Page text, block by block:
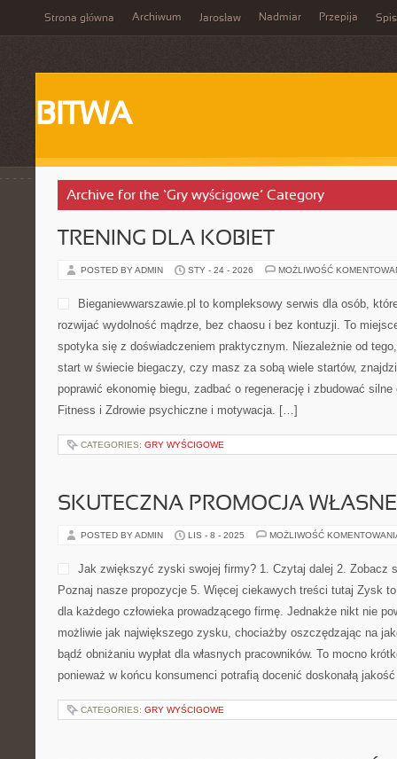
Strona główna Archiwum Jarosław Nadmiar Przepija
BITWA
Archive for the ‘Gry wyścigowe’ Category
TRENING DLA KOBIET
POSTED BY ADMIN STY - 24 - 2026 MOŻLIWOŚĆ
Bieganiewwarszawie.pl to kompleksowy serwis dla osób,
rozwijać wydolność mądrze, bez chaosu i bez kontuzji. To
spotyka się z doświadczeniem praktycznym. Niezależnie od
start w świecie biegaczy, czy masz za sobą wiele startów,
poprawić ekonomię biegu, zadbać o regenerację i zbudować silne
Fitness i Zdrowie psychiczne i motywacja. […]
CATEGORIES: GRY WYŚCIGOWE
SKUTECZNA PROMOCJA
POSTED BY ADMIN LIS - 8 - 2025 MOŻLIWOŚĆ
Jak zwiększyć zyski swojej firmy? 1. Czytaj dalej 2. Zobacz
Poznaj nasze propozycje 5. Więcej ciekawych treści tutaj Zysk
dla każdego człowieka prowadzącego firmę. Jednakże nikt nie
możliwie jak największego zysku, chociażby oszczędzając na
bądź obniżaniu wypłat dla własnych pracowników. To mocno
ponieważ w końcu konsumenci potrafią docenić doskonałą
CATEGORIES: GRY WYŚCIGOWE